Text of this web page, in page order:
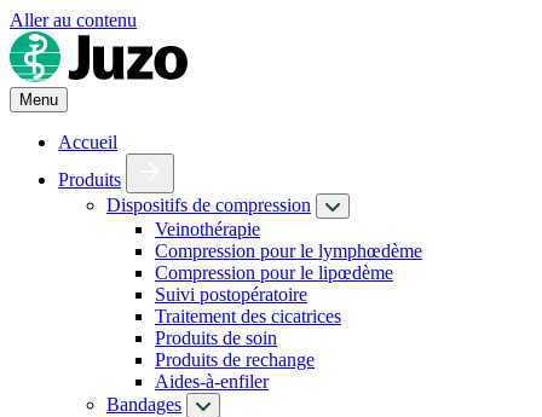
Aller au contenu
Menu
Accueil
Produits
Dispositifs de compression
Veinothérapie
Compression pour le lymphœdème
Compression pour le lipœdème
Suivi postopératoire
Traitement des cicatrices
Produits de soin
Produits de rechange
Aides-à-enfiler
Bandages